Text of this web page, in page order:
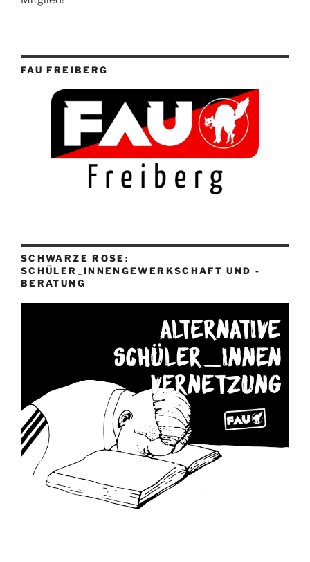
FAU FREIBERG
SCHWARZE ROSE:
SCHÜLER_INNENGEWERKSCHAFT UND -
BERATUNG